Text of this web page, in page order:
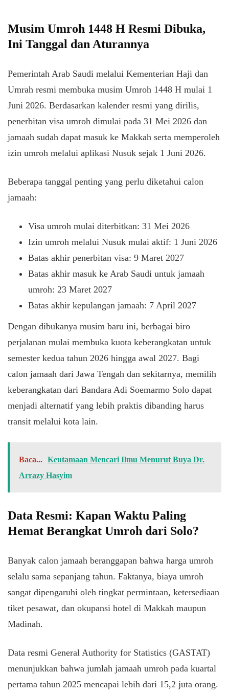
Musim Umroh 1448 H Resmi Dibuka,
Ini Tanggal dan Aturannya
Pemerintah Arab Saudi melalui Kementerian Haji dan
Umrah resmi membuka musim Umroh 1448 H mulai 1
Juni 2026. Berdasarkan kalender resmi yang dirilis,
penerbitan visa umroh dimulai pada 31 Mei 2026 dan
jamaah sudah dapat masuk ke Makkah serta memperoleh
izin umroh melalui aplikasi Nusuk sejak 1 Juni 2026.
Beberapa tanggal penting yang perlu diketahui calon
jamaah:
Visa umroh mulai diterbitkan: 31 Mei 2026
Izin umroh melalui Nusuk mulai aktif: 1 Juni 2026
Batas akhir penerbitan visa: 9 Maret 2027
Batas akhir masuk ke Arab Saudi untuk jamaah
umroh: 23 Maret 2027
Batas akhir kepulangan jamaah: 7 April 2027
Dengan dibukanya musim baru ini, berbagai biro
perjalanan mulai membuka kuota keberangkatan untuk
semester kedua tahun 2026 hingga awal 2027. Bagi
calon jamaah dari Jawa Tengah dan sekitarnya, memilih
keberangkatan dari Bandara Adi Soemarmo Solo dapat
menjadi alternatif yang lebih praktis dibanding harus
transit melalui kota lain.
Baca... Keutamaan Mencari Ilmu Menurut Buya Dr.
Arrazy Hasyim
Data Resmi: Kapan Waktu Paling
Hemat Berangkat Umroh dari Solo?
Banyak calon jamaah beranggapan bahwa harga umroh
selalu sama sepanjang tahun. Faktanya, biaya umroh
sangat dipengaruhi oleh tingkat permintaan, ketersediaan
tiket pesawat, dan okupansi hotel di Makkah maupun
Madinah.
Data resmi General Authority for Statistics (GASTAT)
menunjukkan bahwa jumlah jamaah umroh pada kuartal
pertama tahun 2025 mencapai lebih dari 15,2 juta orang.